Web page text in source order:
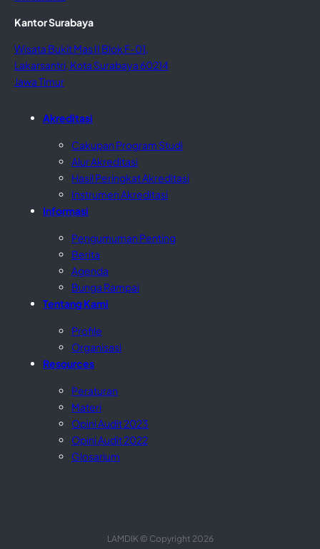
Kantor Surabaya
Wisata Bukit Mas II Blok F-01,
Lakarsantri, Kota Surabaya 60214
Jawa Timur
Akreditasi
Cakupan Program Studi
Alur Akreditasi
Hasil Peringkat Akreditasi
Instrumen Akreditasi
Informasi
Pengumuman Penting
Berita
Agenda
Bunga Rampai
Tentang Kami
Profile
Organisasi
Resources
Peraturan
Materi
Opini Audit 2023
Opini Audit 2022
Glosarium
LAMDIK © Copyright 2026